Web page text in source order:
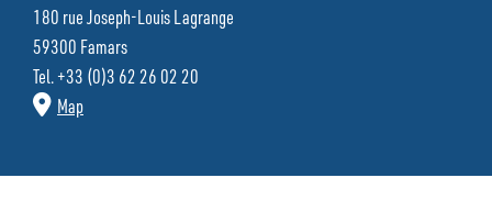
180 rue Joseph-Louis Lagrange
59300 Famars
Tel. +33 (0)3 62 26 02 20
Map